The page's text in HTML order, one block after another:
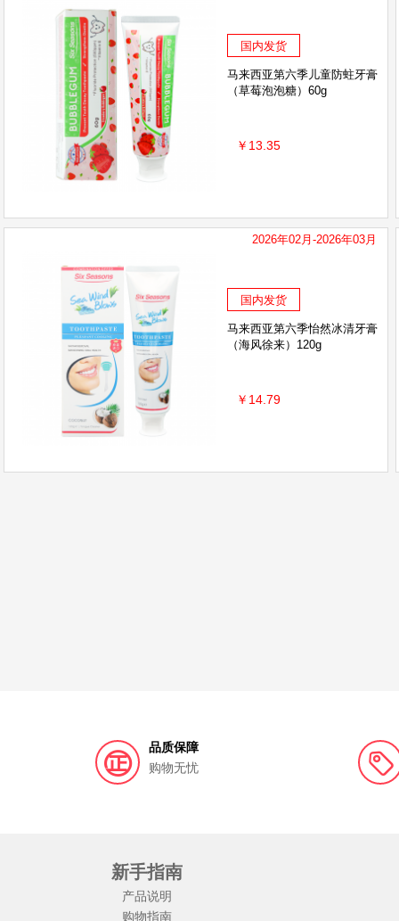
国内发货
马来西亚第六季儿童防蛀牙膏
（草莓泡泡糖）60g
￥13.35
2026年02月-2026年03月
国内发货
马来西亚第六季怡然冰清牙膏
（海风徐来）120g
￥14.79
品质保障
购物无忧
新手指南
产品说明
购物指南